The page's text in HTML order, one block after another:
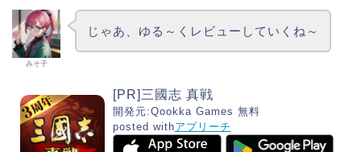
みそ子
じゃあ、ゆる～くレビューしていくね～
[PR]三國志 真戦
開発元:Qookka Games 無料
posted withアプリーチ